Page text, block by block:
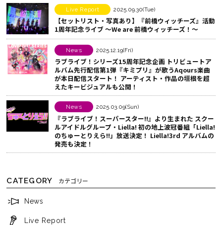
で
シ
ェ
ア
す
る
る
Live Report 2025.09.30(Tue)
【セットリスト・写真あり】『前橋ウィッチーズ』活動
1周年記念ライブ ～We are 前橋ウィッチーズ！～
News 2025.12.19(Fri)
ラブライブ！シリーズ15周年記念企画 トリビュートア
ルバム先行配信第1弾『キミプリ』が歌うAqours楽曲
が本日配信スタート！ アーティスト・作品の垣根を超
えたキービジュアルも公開！
News 2025.03.09(Sun)
『ラブライブ！スーパースター!!』より生まれた スクー
ルアイドルグループ・Liella! 初の地上波冠番組「Liella!
のちゅーとりえら!!」放送決定！ Liella!3rd アルバムの
発売も決定！
CATEGORY カテゴリー
News
Live Report